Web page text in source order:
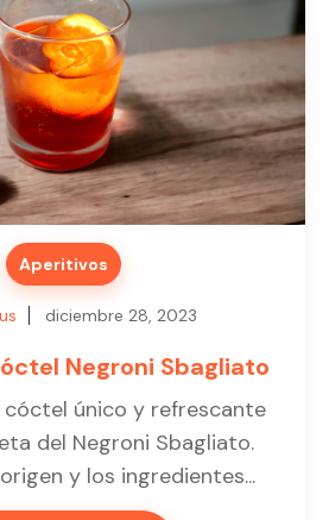
Aperitivos
diciembre 28, 2023
Negroni Sbagliato
cóctel único y refrescante
del Negroni Sbagliato.
y los ingredientes...